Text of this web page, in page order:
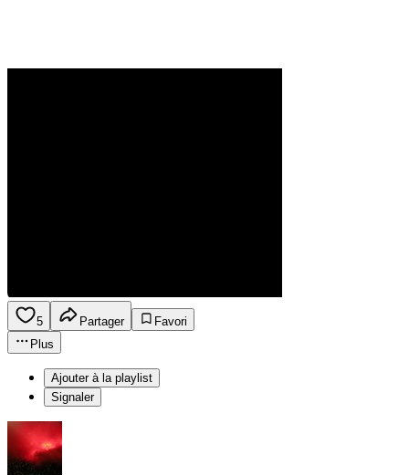
5 Partager
Favori
Plus
Ajouter à la playlist
Signaler